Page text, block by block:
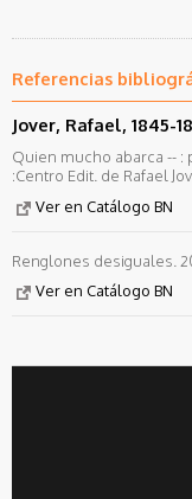
Referencias
Jover, Rafael, 1845-
Quien mucho abarca -- :
:Centro Edit. de Rafael
Ver en Catálogo BN
Renglones desiguales.
Ver en Catálogo BN